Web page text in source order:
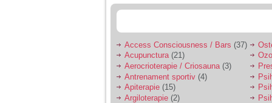
sa se manifeste o
Ma aflu aici pentru ca
vreau sa stiu daca am
nevoie de un psiholog
sau psihiatru.
Access Consciousness / Bars (37)
Acupunctura(21)
Aerocrioterapie / Criosauna (3)
Antrenament sportiv (4)
Apiterapie (15)
Argiloterapie (2)